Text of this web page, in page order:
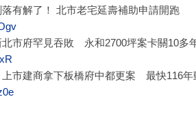
有解了！ 北市老宅延壽補助申請開跑
北市府罕見吞敗 永和2700坪案卡關10多
上市建商拿下板橋府中都更案 最快116年